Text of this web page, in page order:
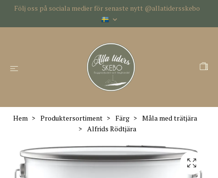
Följ oss på sociala medier för senaste nytt @allatidersskebo
Hem Produktersortiment Färg
Måla med trätjära
Alfrids Rödtjära